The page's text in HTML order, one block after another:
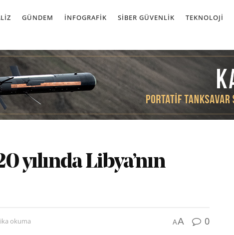
GÜNDEM İNFOGRAFIK SIBER GÜVENLIK TEKNOLOJI
yılında Libya’nın
okuma AA 0